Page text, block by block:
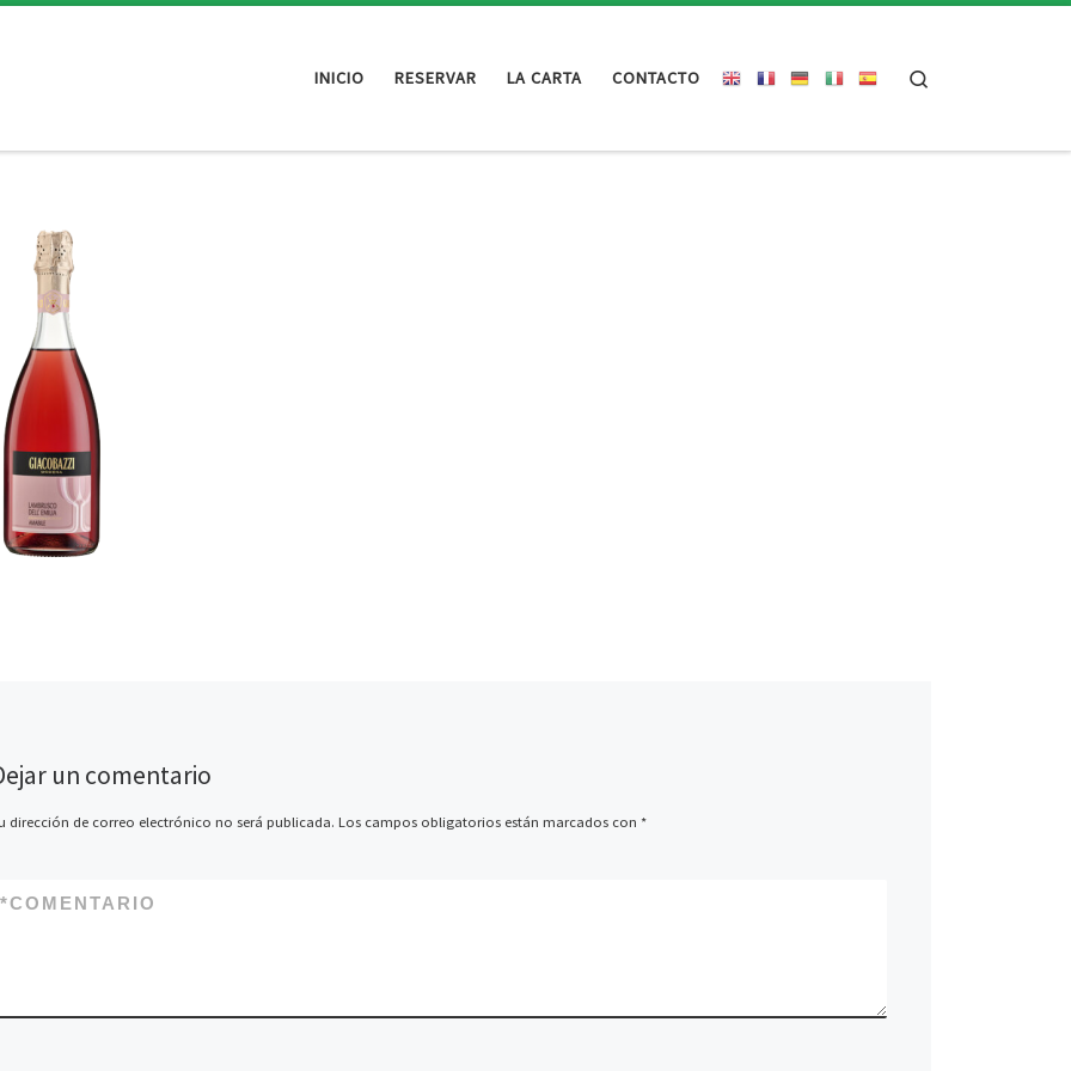
INICIO RESERVAR LA CARTA CONTACTO
un comentario
dirección de correo electrónico no será publicada. Los campos obligatorios están marcados con *
COMENTARIO
*